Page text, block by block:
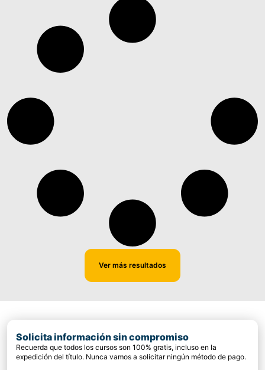
Ver más resultados
Solicita información sin compromiso
Recuerda que todos los cursos son 100% gratis, incluso en la
expedición del título. Nunca vamos a solicitar ningún método de pago.